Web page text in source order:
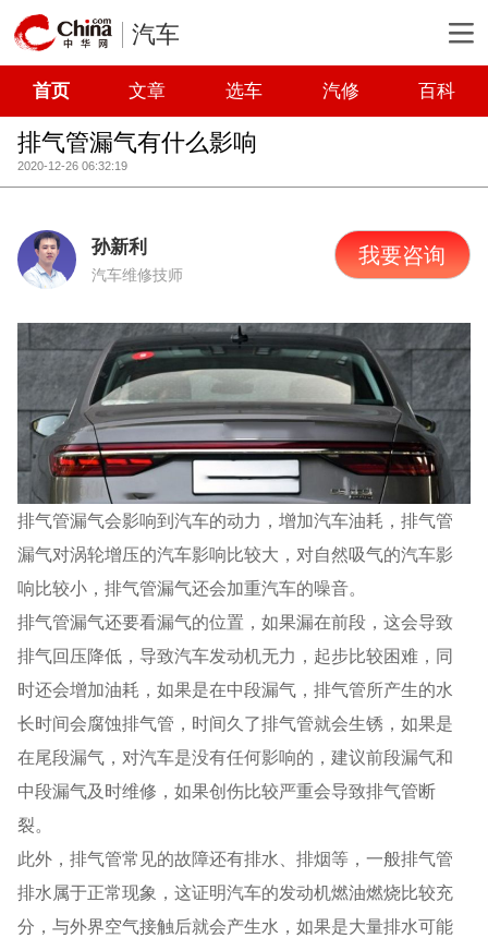
汽车
首页 文章 选车 汽修 百科
排气管漏气有什么影响
2020-12-26 06:32:19
孙新利
汽车维修技师
我要咨询
排气管漏气会影响到汽车的动力，增加汽车油耗，排气管
漏气对涡轮增压的汽车影响比较大，对自然吸气的汽车影
响比较小，排气管漏气还会加重汽车的噪音。
排气管漏气还要看漏气的位置，如果漏在前段，这会导致
排气回压降低，导致汽车发动机无力，起步比较困难，同
时还会增加油耗，如果是在中段漏气，排气管所产生的水
长时间会腐蚀排气管，时间久了排气管就会生锈，如果是
在尾段漏气，对汽车是没有任何影响的，建议前段漏气和
中段漏气及时维修，如果创伤比较严重会导致排气管断
裂。
此外，排气管常见的故障还有排水、排烟等，一般排气管
排水属于正常现象，这证明汽车的发动机燃油燃烧比较充
分，与外界空气接触后就会产生水，如果是大量排水可能